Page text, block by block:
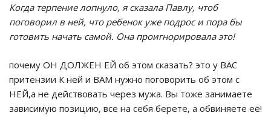
Когда терпение лопнуло, я сказала Павлу, чтоб
поговорил в ней, что ребенок уже подрос и пора бы
готовить начать самой. Она проигнорировала это!
почему ОН ДОЛЖЕН ЕЙ об этом сказать? это у ВАС
притензии К ней и ВАМ нужно поговорить об этом с
НЕЙ,а не действовать через мужа. Вы тоже занимаете
зависимую позицию, все на себя берете, а обвиняете её!